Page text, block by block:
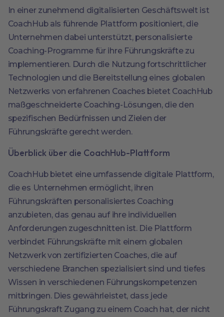
In einer zunehmend digitalisierten Geschäftswelt ist
CoachHub als führende Plattform positioniert, die
Unternehmen dabei unterstützt, personalisierte
Coaching-Programme für ihre Führungskräfte zu
implementieren. Durch die Nutzung fortschrittlicher
Technologien und die Bereitstellung eines globalen
Netzwerks von erfahrenen Coaches bietet CoachHub
maßgeschneiderte Coaching-Lösungen, die den
spezifischen Bedürfnissen und Zielen der
Führungskräfte gerecht werden.
Überblick über die CoachHub-Plattform
CoachHub bietet eine umfassende digitale Plattform,
die es Unternehmen ermöglicht, ihren
Führungskräften personalisiertes Coaching
anzubieten, das genau auf ihre individuellen
Anforderungen zugeschnitten ist. Die Plattform
verbindet Führungskräfte mit einem globalen
Netzwerk von zertifizierten Coaches, die auf
verschiedene Branchen spezialisiert sind und tiefes
Wissen in verschiedenen Führungskompetenzen
mitbringen. Dies gewährleistet, dass jede
Führungskraft Zugang zu einem Coach hat, der nicht